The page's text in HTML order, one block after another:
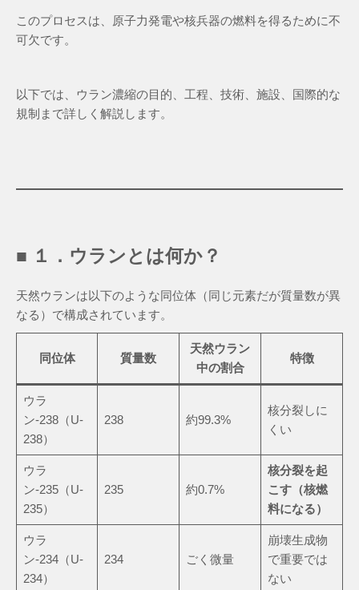
このプロセスは、原子力発電や核兵器の燃料を得るために不
可欠です。
以下では、ウラン濃縮の目的、工程、技術、施設、国際的な
規制まで詳しく解説します。
■ １．ウランとは何か？
天然ウランは以下のような同位体（同じ元素だが質量数が異
なる）で構成されています。
同位体 質量数
天然ウラン
中の割合
特徴
ウラ
ン-238（U-
238）
238 約99.3%
核分裂しに
くい
ウラ
ン-235（U-
235）
235 約0.7%
核分裂を起
こす（核燃
料になる）
ウラ
ン-234（U-
234）
234 ごく微量
崩壊生成物
で重要では
ない